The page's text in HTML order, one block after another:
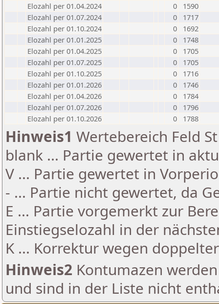
Elozahl per 01.04.2024
0
1590
Elozahl per 01.07.2024
0
1717
Elozahl per 01.10.2024
0
1692
Elozahl per 01.01.2025
0
1748
Elozahl per 01.04.2025
0
1705
Elozahl per 01.07.2025
0
1705
Elozahl per 01.10.2025
0
1716
Elozahl per 01.01.2026
0
1746
Elozahl per 01.04.2026
0
1784
Elozahl per 01.07.2026
0
1796
Elozahl per 01.10.2026
0 1788
Hinweis1 Wertebereich Feld
blank ... Partie gewertet in
V ... Partie gewertet in
- ... Partie nicht gewertet, da
E ... Partie vorgemerkt zur
Einstiegselozahl in der
K ... Korrektur wegen
Hinweis2 Kontumazen
und sind in der Liste nicht